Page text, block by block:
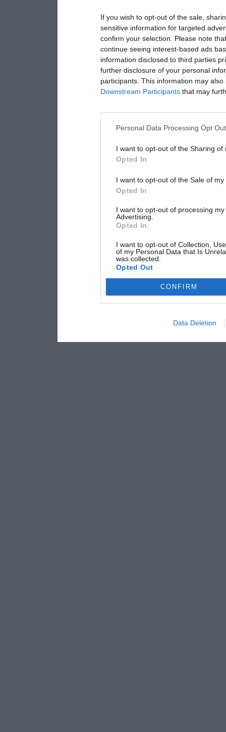
If you wish to opt-out of the sale,
sensitive information for targeted
confirm your selection. Please note
continue seeing interest-based ads
information disclosed to third parties
further disclosure of your personal
participants. This information may
Downstream Participants that may
Personal Data Processing Opt
I want to opt-out of the Sharing of
Opted In
I want to opt-out of the Sale of
Opted In
I want to opt-out of processing
Advertising.
Opted In
I want to opt-out of Collection,
of my Personal Data that Is
was collected.
Opted Out
CONFIRM
Data Deletion